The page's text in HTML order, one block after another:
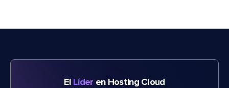
El Líder en Hosting Cloud